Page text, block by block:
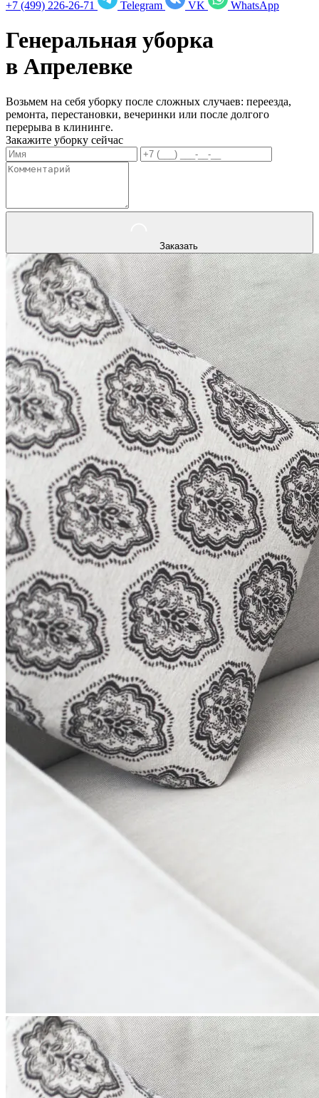
+7 (499) 226-26-71 Telegram VK WhatsApp
Генеральная уборка
в Апрелевке
Возьмем на себя уборку после сложных случаев: переезда,
ремонта, перестановки, вечеринки или после долгого
перерыва в клининге.
Закажите уборку сейчас
Заказать